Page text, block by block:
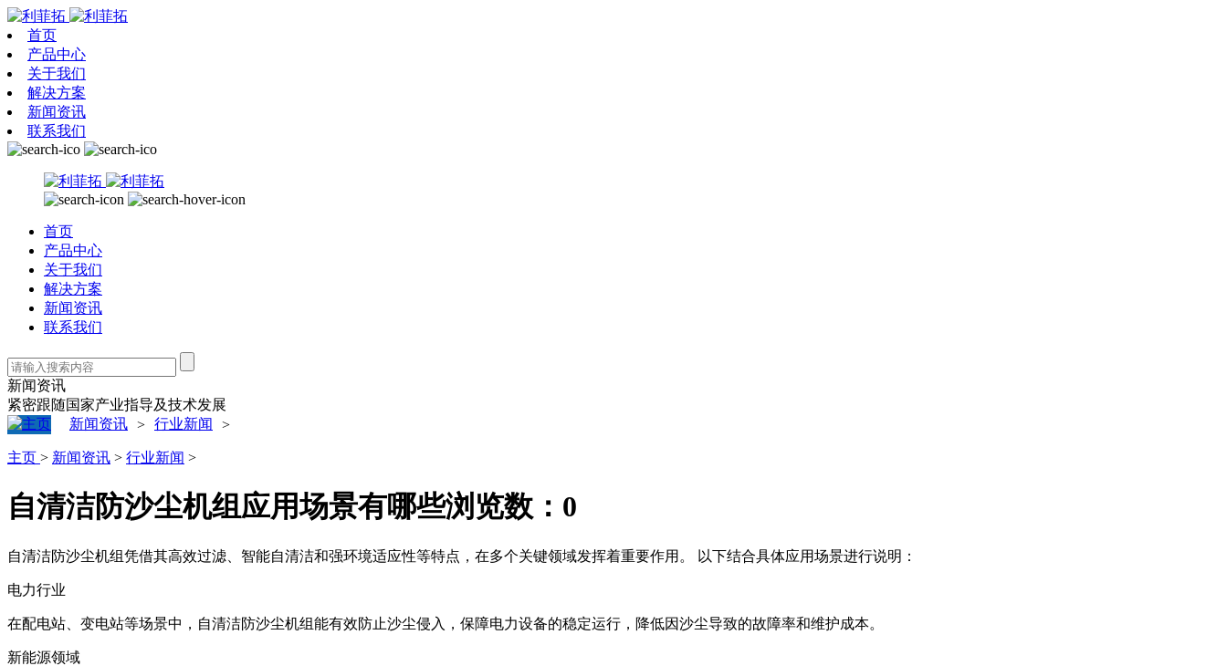
首页
产品中心
关于我们
解决方案
新闻资讯
联系我们
首页
产品中心
关于我们
解决方案
新闻资讯
联系我们
新闻资讯
紧密跟随国家产业指导及技术发展
新闻资讯 > 行业新闻 >
主页 > 新闻资讯 > 行业新闻 >
自清洁防沙尘机组应用场景有哪些浏览数： 0
自清洁防沙尘机组凭借其高效过滤、智能自清洁和强环境适应性等特点，在多个关键领域发挥着重要作用。‌ 以下结合具体应用场景进行说明：
电力行业
在配电站、变电站等场景中，自清洁防沙尘机组能有效防止沙尘侵入，保障电力设备的稳定运行，降低因沙尘导致的故障率和维护成本。‌
新能源领域